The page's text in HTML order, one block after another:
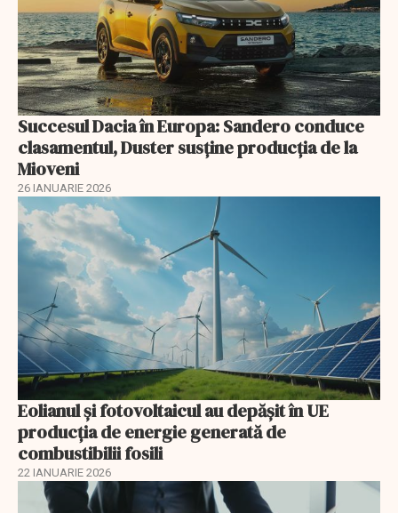
Succesul Dacia în Europa: Sandero conduce
clasamentul, Duster susține producția de la
Mioveni
26 IANUARIE 2026
Eolianul și fotovoltaicul au depășit în UE
producția de energie generată de
combustibilii fosili
22 IANUARIE 2026